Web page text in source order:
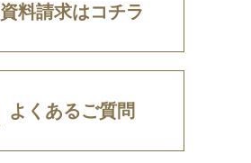
資料請求はコチラ
よくあるご質問